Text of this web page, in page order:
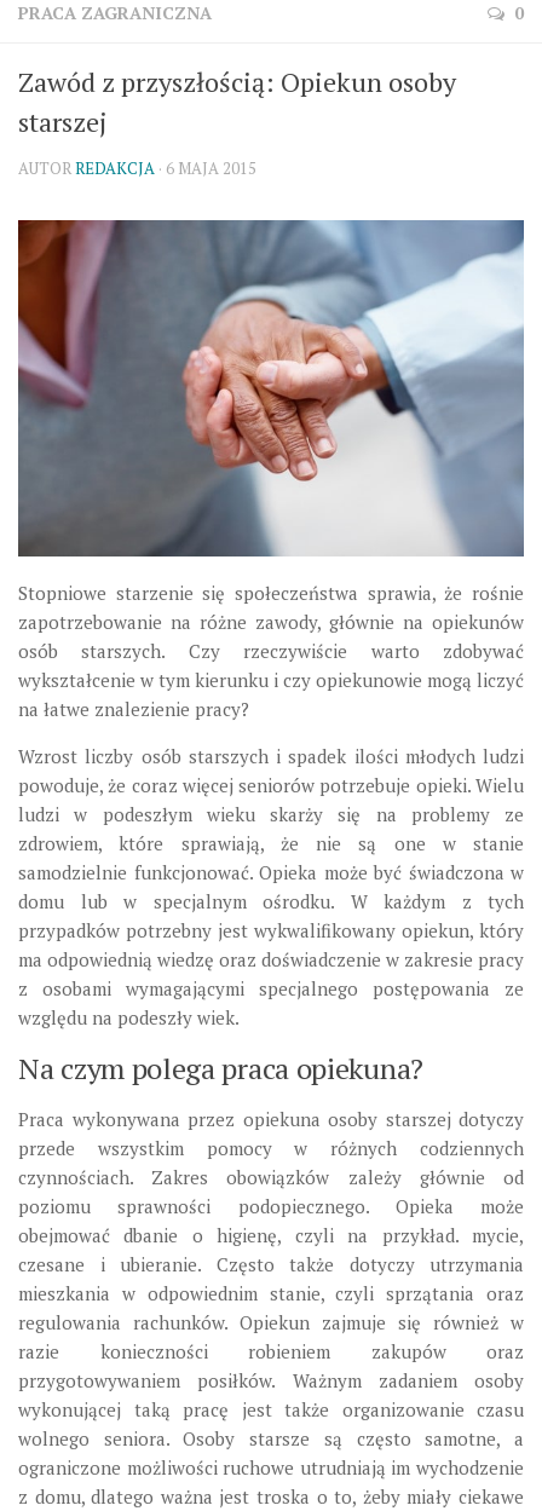
PRACA ZAGRANICZNA 0
Zawód z przyszłością: Opiekun osoby
starszej
AUTORREDAKCJA · 6 MAJA 2015
Stopniowe starzenie się społeczeństwa sprawia, że rośnie
zapotrzebowanie na różne zawody, głównie na opiekunów
osób starszych. Czy rzeczywiście warto zdobywać
wykształcenie w tym kierunku i czy opiekunowie mogą liczyć
na łatwe znalezienie pracy?
Wzrost liczby osób starszych i spadek ilości młodych ludzi
powoduje, że coraz więcej seniorów potrzebuje opieki. Wielu
ludzi w podeszłym wieku skarży się na problemy ze
zdrowiem, które sprawiają, że nie są one w stanie
samodzielnie funkcjonować. Opieka może być świadczona w
domu lub w specjalnym ośrodku. W każdym z tych
przypadków potrzebny jest wykwalifikowany opiekun, który
ma odpowiednią wiedzę oraz doświadczenie w zakresie pracy
z osobami wymagającymi specjalnego postępowania ze
względu na podeszły wiek.
Na czym polega praca opiekuna?
Praca wykonywana przez opiekuna osoby starszej dotyczy
przede wszystkim pomocy w różnych codziennych
czynnościach. Zakres obowiązków zależy głównie od
poziomu sprawności podopiecznego. Opieka może
obejmować dbanie o higienę, czyli na przykład. mycie,
czesane i ubieranie. Często także dotyczy utrzymania
mieszkania w odpowiednim stanie, czyli sprzątania oraz
regulowania rachunków. Opiekun zajmuje się również w
razie konieczności robieniem zakupów oraz
przygotowywaniem posiłków. Ważnym zadaniem osoby
wykonującej taką pracę jest także organizowanie czasu
wolnego seniora. Osoby starsze są często samotne, a
ograniczone możliwości ruchowe utrudniają im wychodzenie
z domu, dlatego ważna jest troska o to, żeby miały ciekawe